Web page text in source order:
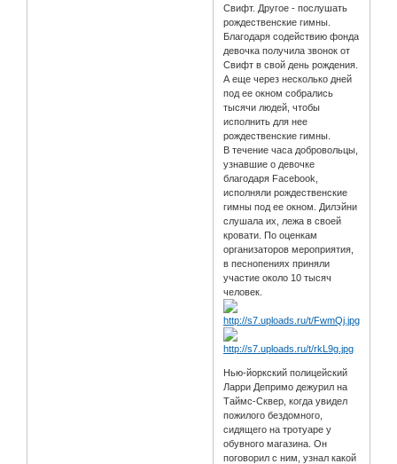
Свифт. Другое - послушать
рождественские гимны.
Благодаря содействию фонда
девочка получила звонок от
Свифт в свой день рождения.
А еще через несколько дней
под ее окном собрались
тысячи людей, чтобы
исполнить для нее
рождественские гимны.
В течение часа добровольцы,
узнавшие о девочке
благодаря Facebook,
исполняли рождественские
гимны под ее окном. Дилэйни
слушала их, лежа в своей
кровати. По оценкам
организаторов мероприятия,
в песнопениях приняли
участие около 10 тысяч
человек.
Нью-йоркский полицейский
Ларри Депримо дежурил на
Таймс-Сквер, когда увидел
пожилого бездомного,
сидящего на тротуаре у
обувного магазина. Он
поговорил с ним, узнал какой